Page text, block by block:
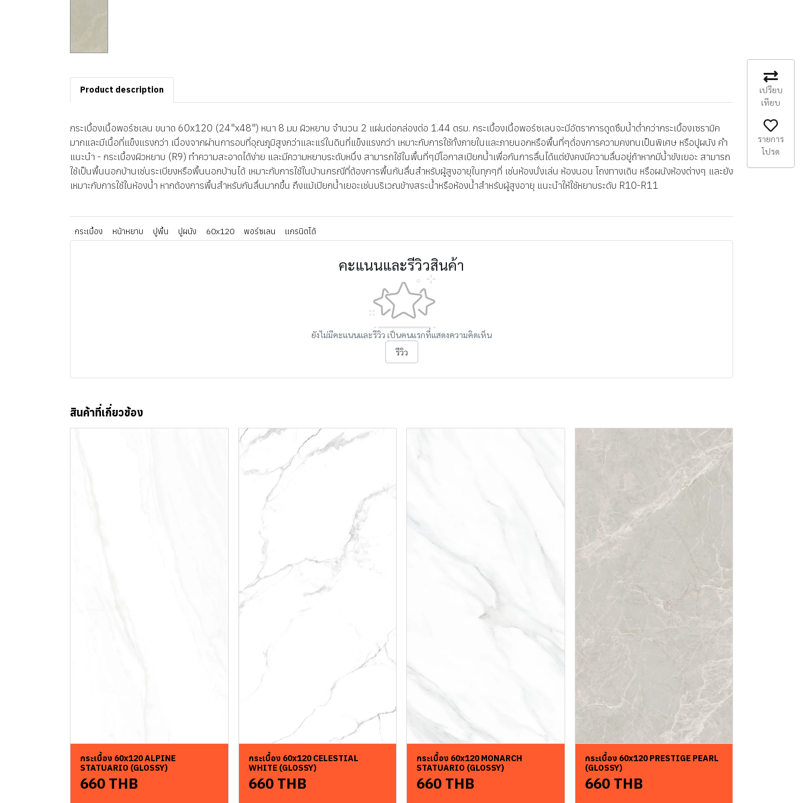
Product description
กระเบื้องเนื้อพอร์ซเลน ขนาด 60x120 (24"x48") หนา 8 มม ผิวหยาบ จำนวน 2 แผ่นต่อกล่องต่อ 1.44 ตรม. กระเบื้องเนื้อพอร์ซเลนจะมีอัตราการดูดซึมน้ำต่ำกว่ากระเบื้องเซรามิค
มากและมีเนื้อที่แข็งแรงกว่า เนื่องจากผ่านการอบที่อุณภูมิสูงกว่าและแร่ในดินที่แข็งแรงกว่า เหมาะกับการใช้ทั้งภายในและภายนอกหรือพื้นที่ๆต้่องการความคงทนเป็นพิเศษ หรือปูผนัง คำ
แนะนำ - กระเบื้องผิวหยาบ (R9) ทำความสะอาดได้ง่าย และมีความหยาบระดับหนึ่ง สามารถใช้ในพื้นที่ๆมีโอกาสเปียกน้ำเพื่อกันการลื่นได้แต่ยังคงมีความลื่นอยู่ถ้าหากมีน้ำขังเยอะ สามารถ
ใช้เป็นพื้นนอกบ้านเช่นระเบียงหรือพื้นนอกบ้านได้ เหมาะกับการใช้ในบ้านกรณีที่ต้องการพื้นกันลื่นสำหรับผู้สูงอายุในทุกๆที่ เช่นห้องนั่งเล่น ห้องนอน โถงทางเดิน หรือผนังห้องต่างๆ และยัง
เหมาะกับการใช้ในห้องน้ำ หากต้องการพื้นสำหรับกันลื่นมากขึ้น ถึงแม้เปียกน้ำเยอะเช่นบริเวณข้างสระน้ำหรือห้องน้ำสำหรับผู้สูงอายุ แนะนำให้ใช้หยาบระดับ R10-R11
กระเบื้อง หน้าหยาบ ปูพื้น ปูผนัง 60x120 พอร์ซเลน แกรนิตโต้
คะแนนและรีวิวสินค้า
ยังไม่มีคะแนนและรีวิว เป็นคนแรกที่แสดงความคิดเห็น
รีวิว
สินค้าที่เกี่ยวข้อง
กระเบื้อง 60x120 ALPINE
STATUARIO (GLOSSY)
660 THB
กระเบื้อง 60x120 CELESTIAL
WHITE (GLOSSY)
660 THB
กระเบื้อง 60x120 MONARCH
STATUARIO (GLOSSY)
660 THB
กระเบื้อง 60x120 PRESTIGE PEARL
(GLOSSY)
660 THB
เปรียบ
เทียบ
รายการ
โปรด